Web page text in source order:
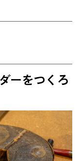
ーをつくろ